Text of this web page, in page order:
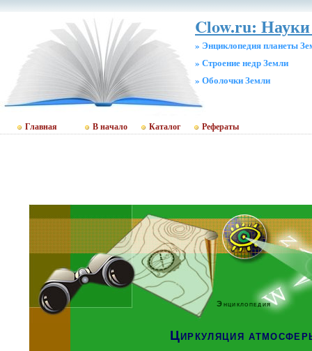
Clow.ru:
» Энциклопедия планеты
» Строение недр Земли
» Оболочки Земли
Главная В начало Каталог Рефераты
Энциклопедия
Циркуляция